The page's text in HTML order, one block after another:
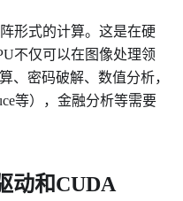
形式的计算。这是在硬
不仅可以在图像处理领
、密码破解、数值分析，
等），金融分析等需要
动和CUDA